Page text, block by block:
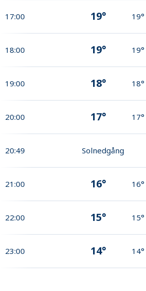
17:00 19° 19°
18:00 19° 19°
19:00 18° 18°
20:00 17° 17°
20:49 Solnedgång
21:00 16° 16°
22:00 15° 15°
23:00 14° 14°